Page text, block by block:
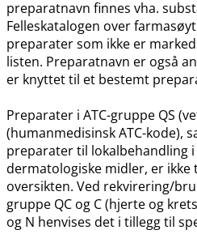
preparatnavn finnes vha.
Felleskatalogen over
preparater som ikke er
listen. Preparatnavn er også
er knyttet til et bestemt
Preparater i ATC-gruppe QS
(humanmedisinsk ATC-kode),
preparater til lokalbehandling i
dermatologiske midler, er ikke
oversikten. Ved rekvirering​/​
gruppe QC og C (hjerte og
og N henvises det i tillegg til